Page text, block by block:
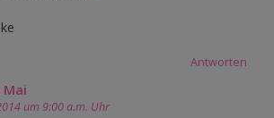
Antworten
Mai
um 9:00 a.m. Uhr